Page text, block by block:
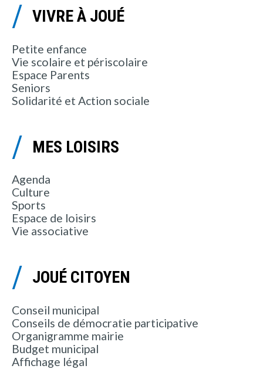
VIVRE À JOUÉ
Petite enfance
Vie scolaire et périscolaire
Espace Parents
Seniors
Solidarité et Action sociale
MES LOISIRS
Agenda
Culture
Sports
Espace de loisirs
Vie associative
JOUÉ CITOYEN
Conseil municipal
Conseils de démocratie participative
Organigramme mairie
Budget municipal
Affichage légal